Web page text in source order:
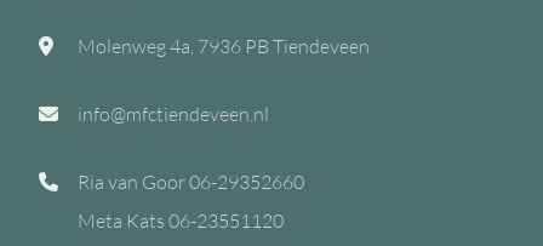
Molenweg 4a, 7936 PB Tiendeveen
info@mfctiendeveen.nl
Ria van Goor06-29352660
Meta Kats 06-23551120